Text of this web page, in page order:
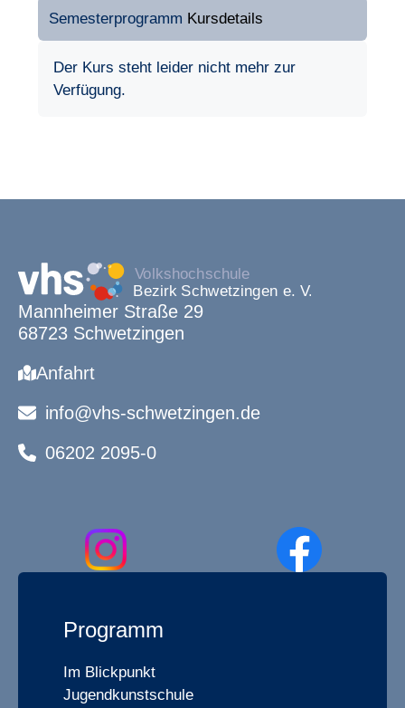
Semesterprogramm Kursdetails
Der Kurs steht leider nicht mehr zur
Verfügung.
Mannheimer Straße 29
68723 Schwetzingen
Anfahrt
info@vhs-schwetzingen.de
06202 2095-0
Programm
Im Blickpunkt
Jugendkunstschule